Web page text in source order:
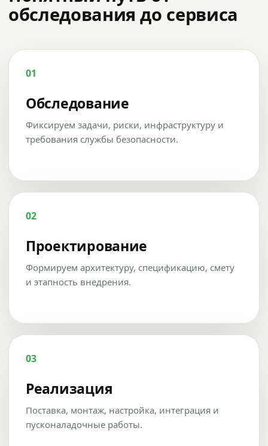
обследования до сервиса
01
Обследование
Фиксируем задачи, риски, инфраструктуру и
требования службы безопасности.
02
Проектирование
Формируем архитектуру, спецификацию, смету
и этапность внедрения.
03
Реализация
Поставка, монтаж, настройка, интеграция и
пусконаладочные работы.